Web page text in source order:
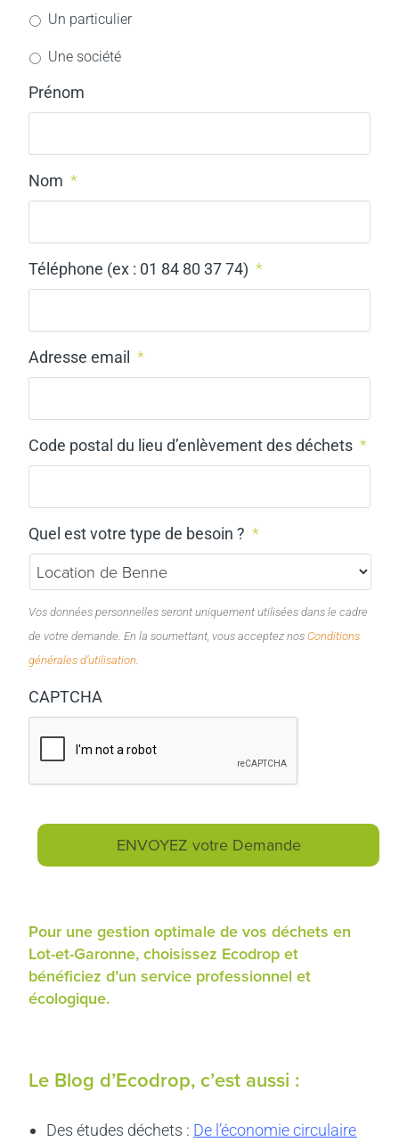
Un particulier
Une société
Prénom
Nom *
Téléphone (ex : 01 84 80 37 74) *
Adresse email *
Code postal du lieu d’enlèvement des déchets *
Quel est votre type de besoin ? *
Vos données personnelles seront uniquement utilisées dans le cadre
de votre demande. En la soumettant, vous acceptez nosConditions
générales d’utilisation
CAPTCHA
Pour une gestion optimale de vos déchets en
Lot-et-Garonne, choisissez Ecodrop et
bénéficiez d’un service professionnel et
écologique.
Le Blog d’Ecodrop, c’est aussi :
Des études déchets : De l’économie circulaire